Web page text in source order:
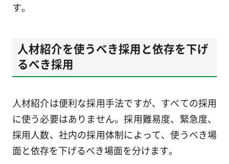
す。
人材紹介を使うべき採用と依存を下げ
るべき採用
人材紹介は便利な採用手法ですが、すべての採用
に使う必要はありません。採用難易度、緊急度、
採用人数、社内の採用体制によって、使うべき場
面と依存を下げるべき場面を分けます。